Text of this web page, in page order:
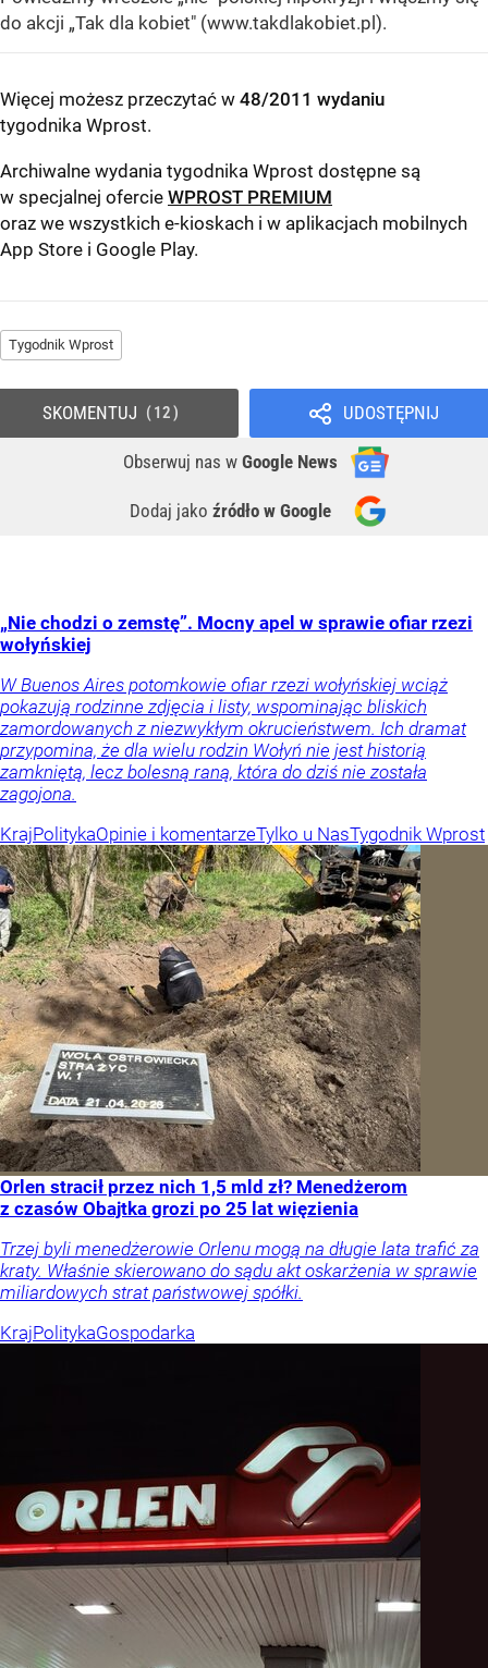
do akcji „Tak dla kobiet" (www.takdlakobiet.pl).
Więcej możesz przeczytać w 48/2011 wydaniu
tygodnika Wprost.
Archiwalne wydania tygodnika Wprost dostępne są
w specjalnej ofercie WPROST PREMIUM
oraz we wszystkich e-kioskach i w aplikacjach mobilnych
App Store i Google Play.
Tygodnik Wprost
UDOSTĘPNIJ
Obserwuj nas w Google News
Dodaj jako źródło w Google
SKOMENTUJ 12
„Nie chodzi o zemstę”. Mocny apel w sprawie ofiar rzezi
wołyńskiej
W Buenos Aires potomkowie ofiar rzezi wołyńskiej wciąż
pokazują rodzinne zdjęcia i listy, wspominając bliskich
zamordowanych z niezwykłym okrucieństwem. Ich dramat
przypomina, że dla wielu rodzin Wołyń nie jest historią
zamkniętą, lecz bolesną raną, która do dziś nie została
zagojona.
KrajPolitykaOpinie i komentarzeTylko u NasTygodnik Wprost
Orlen stracił przez nich 1,5 mld zł? Menedżerom
z czasów Obajtka grozi po 25 lat więzienia
Trzej byli menedżerowie Orlenu mogą na długie lata trafić za
kraty. Właśnie skierowano do sądu akt oskarżenia w sprawie
miliardowych strat państwowej spółki.
KrajPolitykaGospodarka